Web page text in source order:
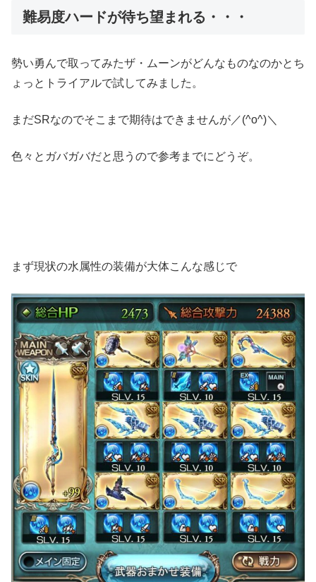
難易度ハードが待ち望まれる・・・
勢い勇んで取ってみたザ・ムーンがどんなものなのかとち
ょっとトライアルで試してみました。
まだSRなのでそこまで期待はできませんが／(^o^)＼
色々とガバガバだと思うので参考までにどうぞ。
まず現状の水属性の装備が大体こんな感じで